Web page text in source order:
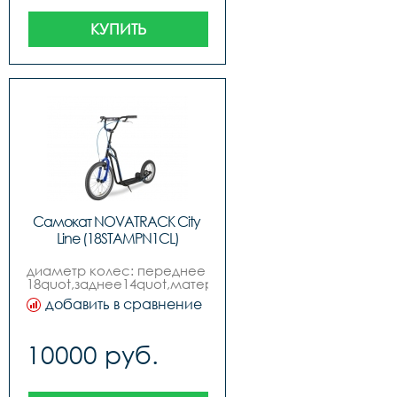
кг,возраст: 6
КУПИТЬ
Самокат NOVATRACK City
Line (18STAMPN1CL)
диаметр колес: переднее
18quot,заднее14quot,материал
рамы: сталь,пол: для
мальчиковдля
120кг,материал колес:
бутил, камера,место
8,4 кг,возраст: 10
добавить в сравнение
10000 руб.